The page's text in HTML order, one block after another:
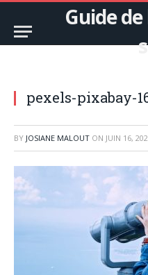
Guide
pexels-pixabay-
BY JOSIANE MALOUT ON JUIN 16,